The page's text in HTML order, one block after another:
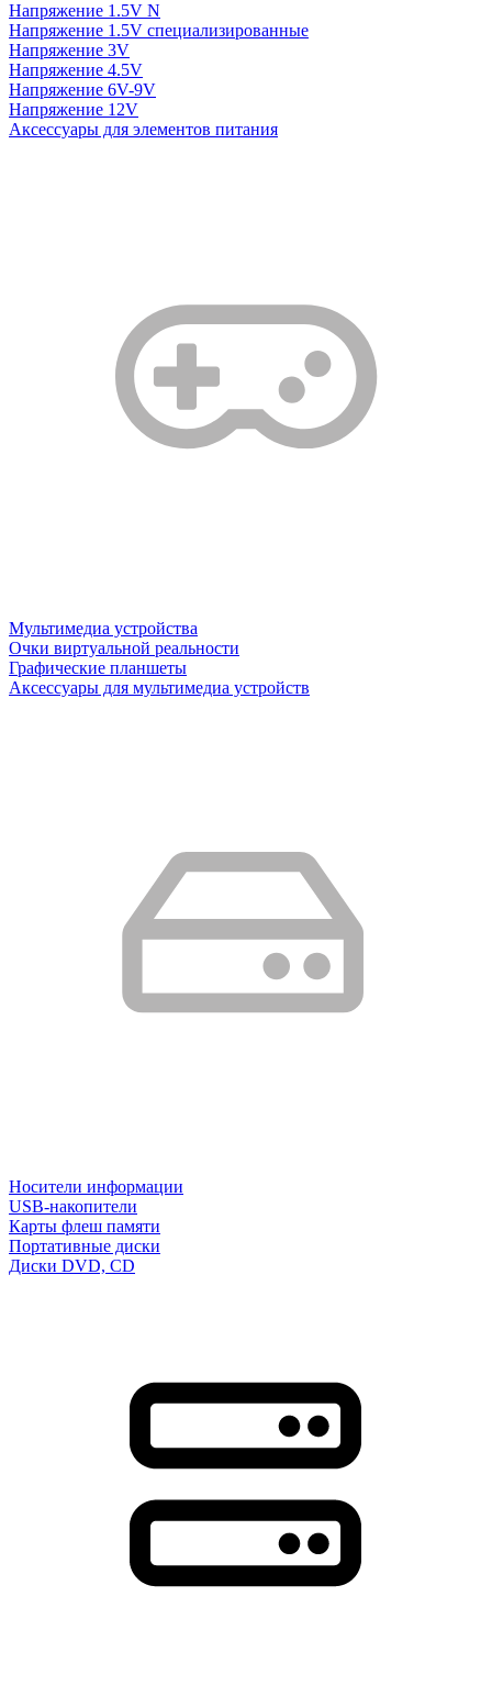
Напряжение 1.5V N
Напряжение 1.5V специализированные
Напряжение 3V
Напряжение 4.5V
Напряжение 6V-9V
Напряжение 12V
Аксессуары для элементов питания
Мультимедиа устройства
Очки виртуальной реальности
Графические планшеты
Аксессуары для мультимедиа устройств
Носители информации
USB-накопители
Карты флеш памяти
Портативные диски
Диски DVD, CD